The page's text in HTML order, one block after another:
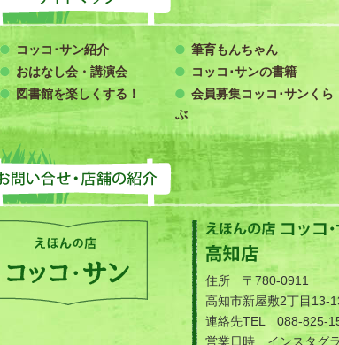
コッコ･サン紹介
おはなし会・講演会
図書館を楽しくする！
筆育もんちゃん
コッコ･サンの書籍
会員募集コッコ･サンくら
ぶ
絵本の店 コッコ・サン
住所 〒780-0911
高知市新屋敷2丁目13-
連絡先TEL 088-825-
営業日時 インスタグ